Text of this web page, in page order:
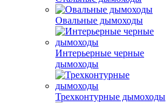
Овальные дымоходы
Интерьерные черные
дымоходы
Трехконтурные дымоходы